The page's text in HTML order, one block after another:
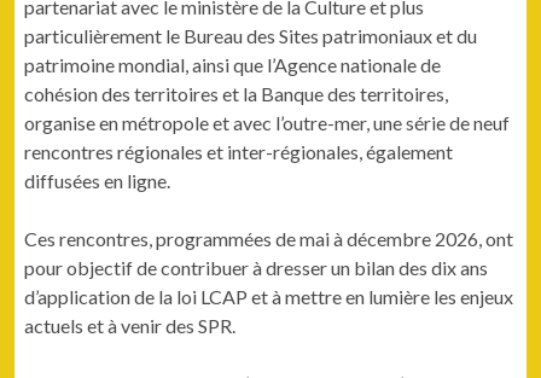
partenariat avec le ministère de la Culture et plus
particulièrement le Bureau des Sites patrimoniaux et du
patrimoine mondial, ainsi que l’Agence nationale de
cohésion des territoires et la Banque des territoires,
organise en métropole et avec l’outre-mer, une série de neuf
rencontres régionales et inter-régionales, également
diffusées en ligne.
Ces rencontres, programmées de mai à décembre 2026, ont
pour objectif de contribuer à dresser un bilan des dix ans
d’application de la loi LCAP et à mettre en lumière les enjeux
actuels et à venir des SPR.